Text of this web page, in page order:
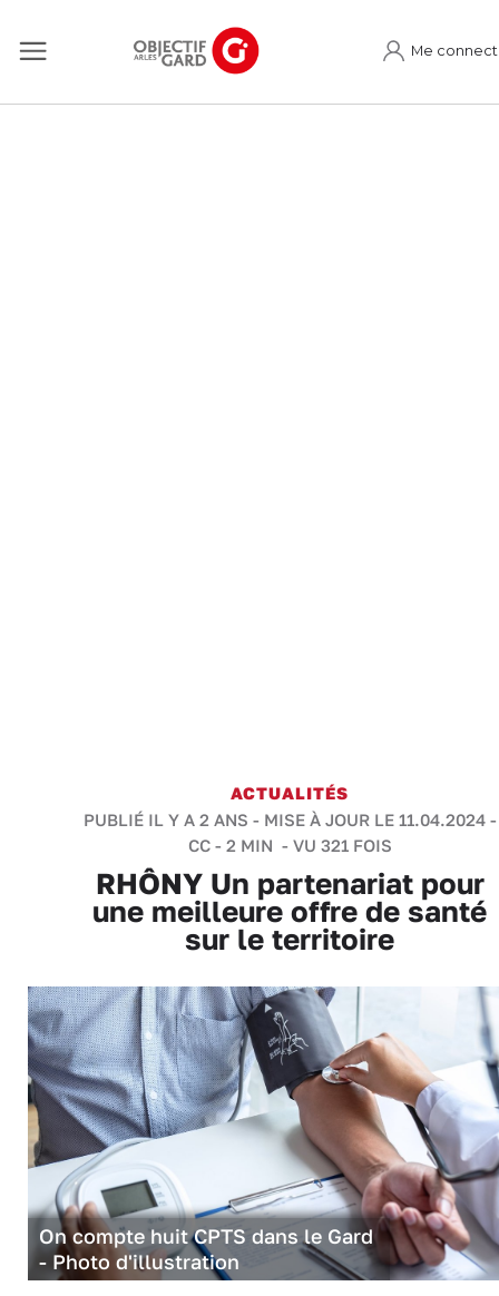
Me
ACTUALITÉS
PUBLIÉ IL Y A 2 ANS - MISE À JOUR LE 11.04.2024 -
CC- 2 MIN - VU 321 FOIS
RHÔNY Un partenariat pour
une meilleure offre de santé
sur le territoire
On compte huit CPTS dans le Gard
- Photo d'illustration